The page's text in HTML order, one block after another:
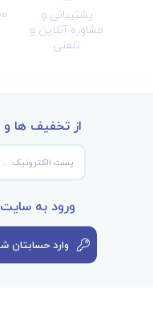
پشتیبانی و
مشاوره آنلاین و
تلفنی
از تخفیف ها و
ورود به سایت
وارد حسابتان